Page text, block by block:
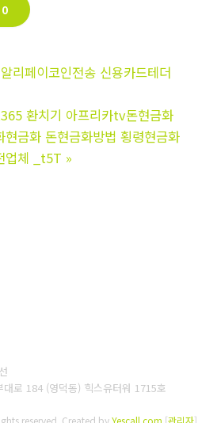
0
리페이코인전송 신용카드테더
환치기 아프리카tv돈현금화
금화 돈현금화방법 횡령현금화
업체 _t5T »
로 184 (영덕동) 힉스유터워 1715호
reserved. Created byYescall.com [관리자]